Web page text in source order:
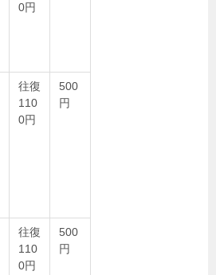
0円
往復
110
0円
500
円
往復
110
0円
500
円